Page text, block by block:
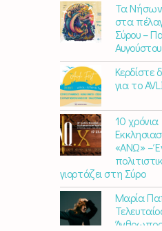
Τα Νήσων
στα
Σύρου –
Αυγούστου
Κερδίστε
για το
10
«ΑΝΩ» –
γιορτάζει στη Σύρο​
Μαρία